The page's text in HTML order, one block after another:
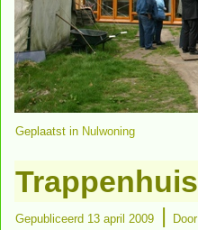
Geplaatst in Nulwoning
Trappenhuis
Gepubliceerd 13 april 2009 | Door